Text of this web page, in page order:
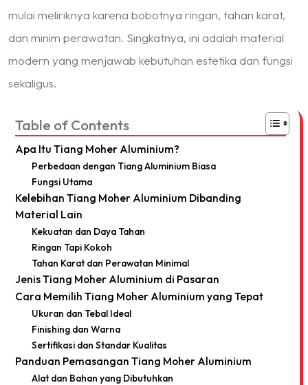
mulai meliriknya karena bobotnya ringan, tahan karat,
dan minim perawatan. Singkatnya, ini adalah material
modern yang menjawab kebutuhan estetika dan fungsi
sekaligus.
Table of Contents
Apa Itu Tiang Moher Aluminium?
Perbedaan dengan Tiang Aluminium Biasa
Fungsi Utama
Kelebihan Tiang Moher Aluminium Dibanding
Material Lain
Kekuatan dan Daya Tahan
Ringan Tapi Kokoh
Tahan Karat dan Perawatan Minimal
Jenis Tiang Moher Aluminium di Pasaran
Cara Memilih Tiang Moher Aluminium yang Tepat
Ukuran dan Tebal Ideal
Finishing dan Warna
Sertifikasi dan Standar Kualitas
Panduan Pemasangan Tiang Moher Aluminium
Alat dan Bahan yang Dibutuhkan